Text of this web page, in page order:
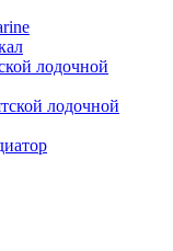
лодочной
лодочной